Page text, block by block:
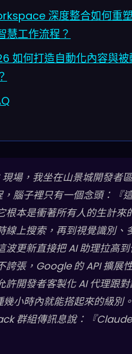
深度整合如何重
慧工作流程？
如何打造自動化內容與被
現場，我坐在山景城開發者
腦子裡只有一個念頭：『
根本是衝著所有人的生計來
線上搜索，再到視覺識別、
波更新直接把 AI 助理拉高
誇張，Google 的 API 擴展
許開發者客製化 AI 代理跟
小時內就能搭起來的級別
群組傳訊息說：『